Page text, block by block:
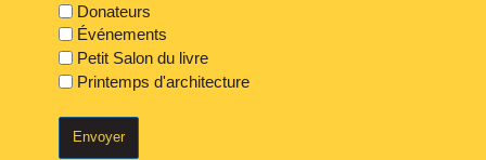
Donateurs
Événements
Petit Salon du livre
Printemps d'architecture